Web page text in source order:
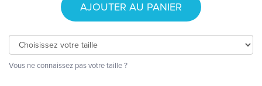
AJOUTER AU PANIER
Vous ne connaissez pas votre taille ?